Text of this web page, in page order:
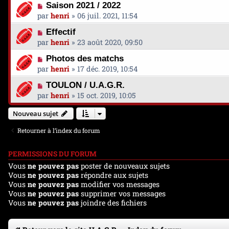
Saison 2021 / 2022
par henri » 06 juil. 2021, 11:54
Effectif
par henri » 23 août 2020, 09:50
Photos des matchs
par henri » 17 déc. 2019, 10:54
TOULON / U.A.G.R.
par henri » 15 oct. 2019, 10:05
Nouveau sujet
Retourner à l’index du forum
PERMISSIONS DU FORUM
Vous ne pouvez pas poster de nouveaux sujets
Vous ne pouvez pas répondre aux sujets
Vous ne pouvez pas modifier vos messages
Vous ne pouvez pas supprimer vos messages
Vous ne pouvez pas joindre des fichiers